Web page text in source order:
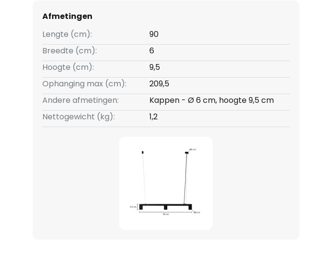
Afmetingen
Lengte (cm):
90
Breedte (cm):
6
Hoogte (cm):
9,5
Ophanging max (cm):
209,5
Andere afmetingen:
Kappen - Ø 6 cm, hoogte 9,5 cm
Nettogewicht (kg):
1,2